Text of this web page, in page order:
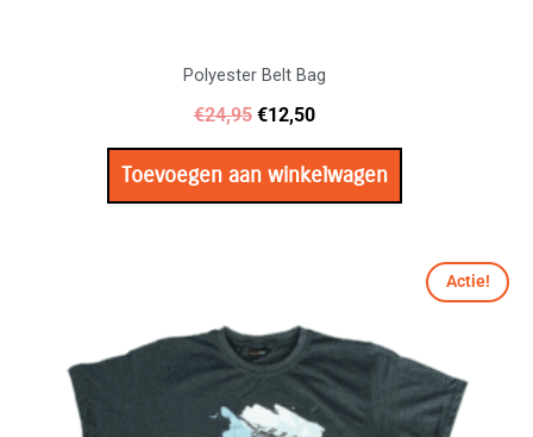
Polyester Belt Bag
€24,95 €12,50
Toevoegen aan winkelwagen
Actie!
was:
€27,50.€14,95.
product
heeft
meerdere
variaties.
Deze